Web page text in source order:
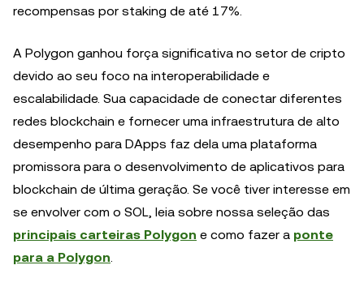
recompensas por staking de até 17%.
A Polygon ganhou força significativa no setor de cripto
devido ao seu foco na interoperabilidade e
escalabilidade. Sua capacidade de conectar diferentes
redes blockchain e fornecer uma infraestrutura de alto
desempenho para DApps faz dela uma plataforma
promissora para o desenvolvimento de aplicativos para
blockchain de última geração. Se você tiver interesse em
se envolver com o SOL, leia sobre nossa seleção das
principais carteiras Polygon e como fazer a ponte
para a Polygon